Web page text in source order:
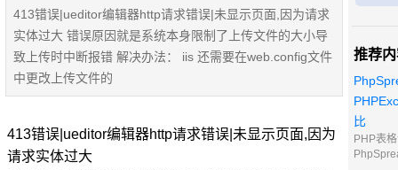
413错误|ueditor编辑器http请求错误|未显示页面,因为请求
实体过大 错误原因就是系统本身限制了上传文件的大小导
致上传时中断报错 解决办法： iis 还需要在web.config文件
中更改上传文件的
413错误|ueditor编辑器http请求错误|未显示页面,因为
请求实体过大
推荐
比
PHP表